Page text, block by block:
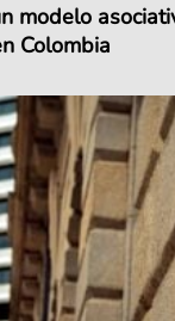
modelo
Colombia